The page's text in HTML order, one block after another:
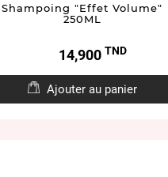
Shampoing "Effet Volume"
250ML
Prix14,900 TND
Ajouter au panier